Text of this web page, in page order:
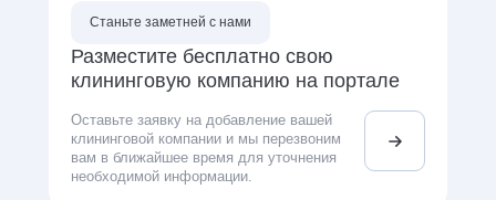
Разместите бесплатно свою
клининговую компанию на портале
Станьте заметней с нами
Оставьте заявку на добавление вашей
клининговой компании и мы перезвоним
вам в ближайшее время для уточнения
необходимой информации.